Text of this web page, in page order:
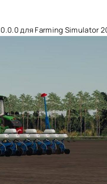
для Farming Simulator